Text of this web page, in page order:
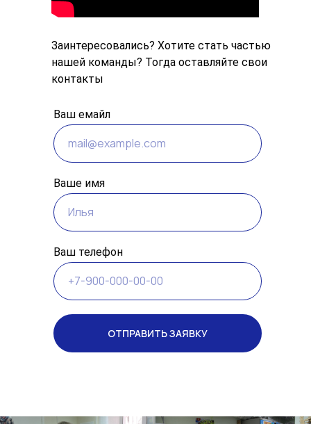
Ваш емайл
Ваше имя
Ваш телефон
ОТПРАВИТЬ ЗАЯВКУ
Заинтересовались? Хотите стать частью
нашей команды? Тогда оставляйте свои
контакты